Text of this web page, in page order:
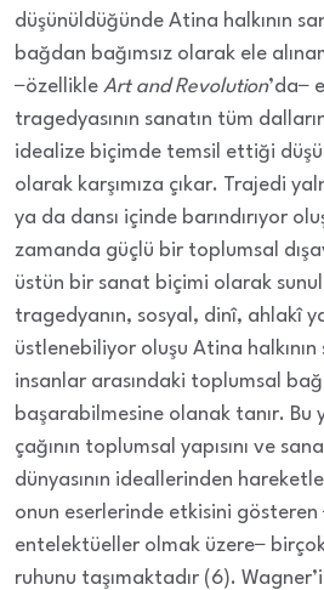
düşünüldüğünde Atina halkının
bağdan bağımsız olarak ele
−özellikle Art and Revolution’da−
tragedyasının sanatın tüm
idealize biçimde temsil ettiği
olarak karşımıza çıkar. Trajedi
ya da dansı içinde barındırıyor
zamanda güçlü bir toplumsal
üstün bir sanat biçimi olarak
tragedyanın, sosyal, dinî, ahlakî
üstlenebiliyor oluşu Atina halkının
insanlar arasındaki toplumsal
başarabilmesine olanak tanır. Bu
çağının toplumsal yapısını ve
dünyasının ideallerinden
onun eserlerinde etkisini
entelektüeller olmak üzere−
ruhunu taşımaktadır (6).